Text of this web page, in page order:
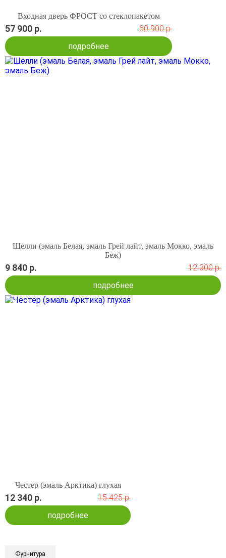
Входная дверь ФРОСТ со стеклопакетом
57 900 р.
60 900 р.
подробнее
Шелли (эмаль Белая, эмаль Грей лайт, эмаль Мокко, эмаль
Беж)
9 840 р.
12 300 р.
подробнее
Честер (эмаль Арктика) глухая
12 340 р.
15 425 р.
подробнее
Фурнитура